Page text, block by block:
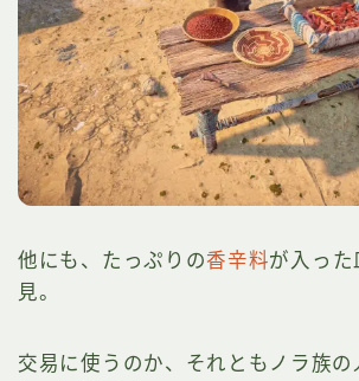
他にも、たっぷりの香辛料が入った
見。
交易に使うのか、それともノラ族の